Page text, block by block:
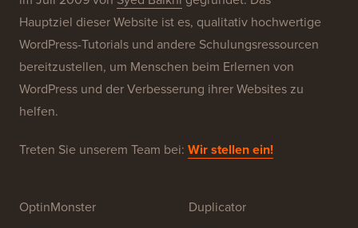
Hauptziel dieser Website ist es, qualitativ hochwertige
WordPress-Tutorials und andere Schulungsressourcen
bereitzustellen, um Menschen beim Erlernen von
WordPress und der Verbesserung ihrer Websites zu
helfen.
Treten Sie unserem Team bei: Wir stellen ein!
OptinMonster
Duplicator